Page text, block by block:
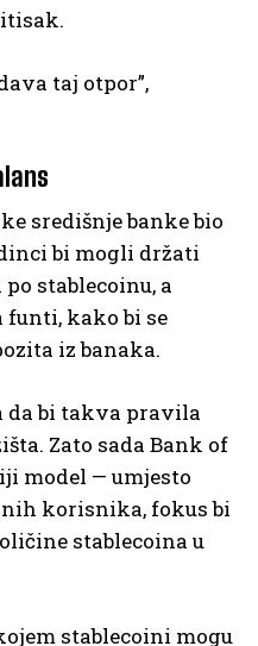
taj otpor”,
središnje banke bio
bi mogli držati
stablecoinu, a
funti, kako bi se
iz banaka.
da bi takva pravila
Zato sada Bank of
model — umjesto
korisnika, fokus bi
stablecoina u
stablecoini mogu